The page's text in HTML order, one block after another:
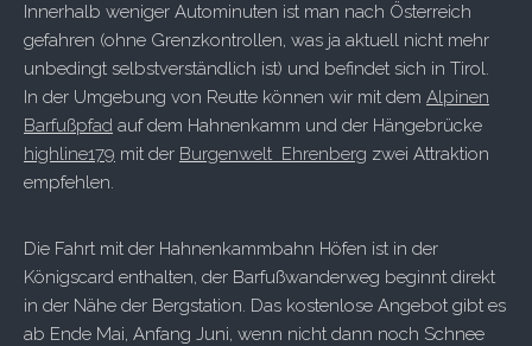
Innerhalb weniger Autominuten ist man nach Österreich
gefahren (ohne Grenzkontrollen, was ja aktuell nicht mehr
unbedingt selbstverständlich ist) und befindet sich in Tirol.
In der Umgebung von Reutte können wir mit dem Alpinen
Barfußpfad auf dem Hahnenkamm und der Hängebrücke
highline179 mit der Burgenwelt Ehrenberg zwei Attraktion
empfehlen.
Die Fahrt mit der Hahnenkammbahn Höfen ist in der
Königscard enthalten, der Barfußwanderweg beginnt direkt
in der Nähe der Bergstation. Das kostenlose Angebot gibt es
ab Ende Mai, Anfang Juni, wenn nicht dann noch Schnee